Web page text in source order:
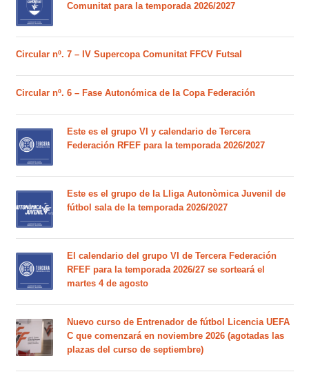
Comunitat para la temporada 2026/2027
Circular nº. 7 – IV Supercopa Comunitat FFCV Futsal
Circular nº. 6 – Fase Autonómica de la Copa Federación
Este es el grupo VI y calendario de Tercera
Federación RFEF para la temporada 2026/2027
Este es el grupo de la Lliga Autonòmica Juvenil de
fútbol sala de la temporada 2026/2027
El calendario del grupo VI de Tercera Federación
RFEF para la temporada 2026/27 se sorteará el
martes 4 de agosto
Nuevo curso de Entrenador de fútbol Licencia UEFA
C que comenzará en noviembre 2026 (agotadas las
plazas del curso de septiembre)